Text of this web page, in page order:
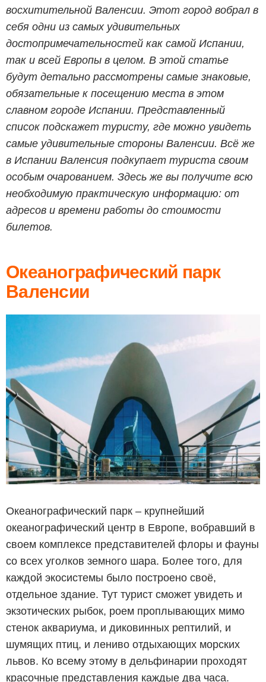
восхитительной Валенсии. Этот город вобрал в
себя одни из самых удивительных
достопримечательностей как самой Испании,
так и всей Европы в целом. В этой статье
будут детально рассмотрены самые знаковые,
обязательные к посещению места в этом
славном городе Испании. Представленный
список подскажет туристу, где можно увидеть
самые удивительные стороны Валенсии. Всё же
в Испании Валенсия подкупает туриста своим
особым очарованием. Здесь же вы получите всю
необходимую практическую информацию: от
адресов и времени работы до стоимости
билетов.
Океанографический парк
Валенсии
Океанографический парк – крупнейший
океанографический центр в Европе, вобравший в
своем комплексе представителей флоры и фауны
со всех уголков земного шара. Более того, для
каждой экосистемы было построено своё,
отдельное здание. Тут турист сможет увидеть и
экзотических рыбок, роем проплывающих мимо
стенок аквариума, и диковинных рептилий, и
шумящих птиц, и лениво отдыхающих морских
львов. Ко всему этому в дельфинарии проходят
красочные представления каждые два часа.